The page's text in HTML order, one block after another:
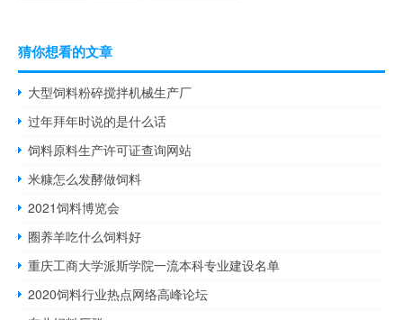
猜你想看的文章
大型饲料粉碎搅拌机械生产厂
过年拜年时说的是什么话
饲料原料生产许可证查询网站
米糠怎么发酵做饲料
2021饲料博览会
圈养羊吃什么饲料好
重庆工商大学派斯学院一流本科专业建设名单
2020饲料行业热点网络高峰论坛